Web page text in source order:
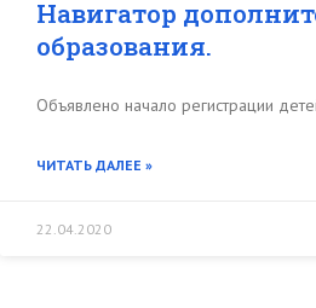
Навигатор
образования.
Объявлено начало регистрации
ЧИТАТЬ ДАЛЕЕ »
22.04.2020